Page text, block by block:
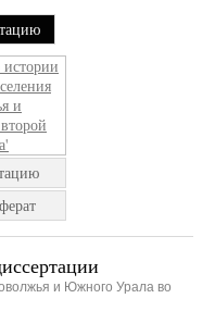
и Южного Урала во